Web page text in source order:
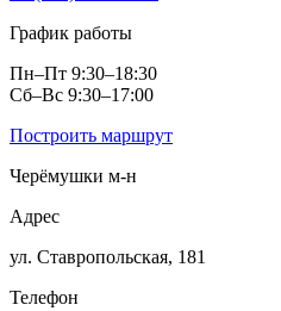
График работы
Пн–Пт 9:30–18:30
Сб–Вс 9:30–17:00
Построить маршрут
Черёмушки м‑н
Адрес
ул. Ставропольская, 181
Телефон